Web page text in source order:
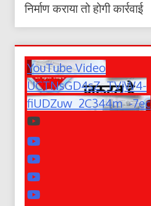
निर्माण कराया तो होगी कार्रवाई
YouTube Video
UCTNsGD4sZ_TVjW4-
fiUDZuw_2C344m_-7ec